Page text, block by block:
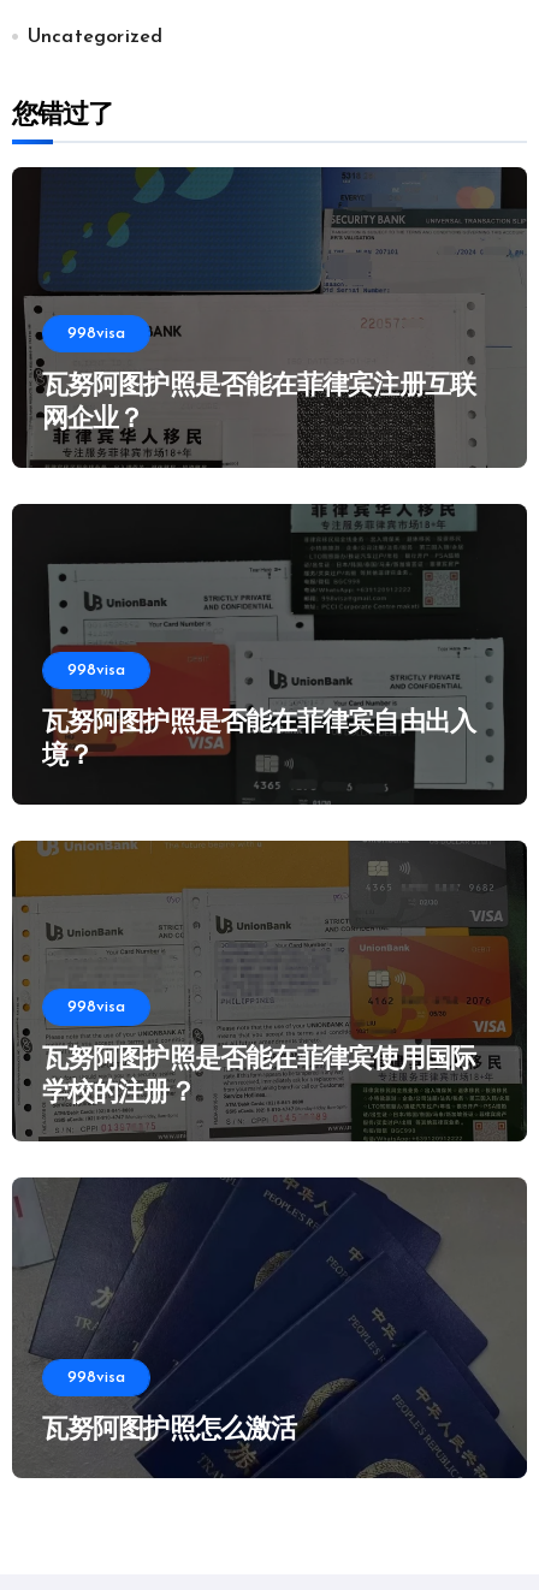
Uncategorized
您错过了
998visa
瓦努阿图护照是否能在菲律宾注册互联
网企业？
998visa
瓦努阿图护照是否能在菲律宾自由出入
境？
998visa
瓦努阿图护照是否能在菲律宾使用国际
学校的注册？
998visa
瓦努阿图护照怎么激活